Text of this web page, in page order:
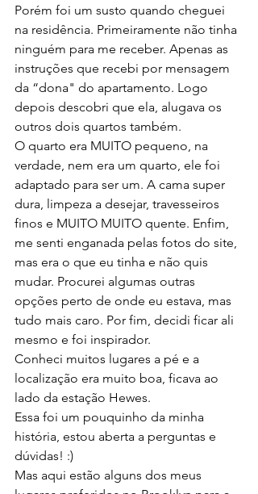
Porém foi um susto quando cheguei
na residência. Primeiramente não tinha
ninguém para me receber. Apenas as
instruções que recebi por mensagem
da “dona" do apartamento. Logo
depois descobri que ela, alugava os
outros dois quartos também.
O quarto era MUITO pequeno, na
verdade, nem era um quarto, ele foi
adaptado para ser um. A cama super
dura, limpeza a desejar, travesseiros
finos e MUITO MUITO quente. Enfim,
me senti enganada pelas fotos do site,
mas era o que eu tinha e não quis
mudar. Procurei algumas outras
opções perto de onde eu estava, mas
tudo mais caro. Por fim, decidi ficar ali
mesmo e foi inspirador.
Conheci muitos lugares a pé e a
localização era muito boa, ficava ao
lado da estação Hewes.
Essa foi um pouquinho da minha
história, estou aberta a perguntas e
dúvidas! :)
Mas aqui estão alguns dos meus